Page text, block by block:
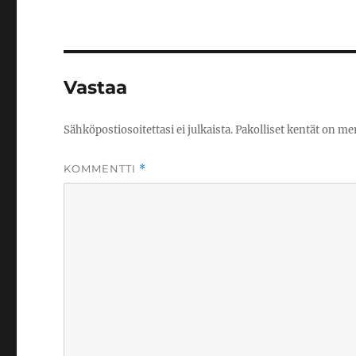
Vastaa
Sähköpostiosoitettasi ei julkaista.Pakolliset kentät on
KOMMENTTI *